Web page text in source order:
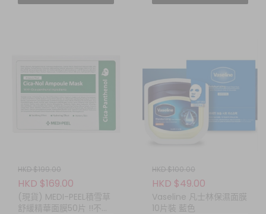
HKD $199.00
HKD $169.00
(現貨) MEDI-PEEL積雪草
舒緩精華面膜50片 !!不包
HKD $100.00
HKD $49.00
Vaseline 凡士林保濕面膜
10片裝 藍色